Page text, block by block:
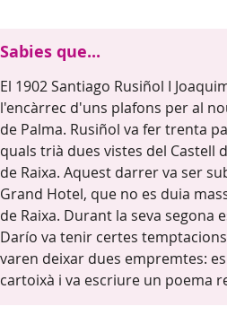
Sabies que...
El 1902 Santiago Rusiñol I
l'encàrrec d'uns plafons per al
de Palma. Rusiñol va fer trenta
quals trià dues vistes del Castell
de Raixa. Aquest darrer va ser
Grand Hotel, que no es duia
de Raixa. Durant la seva segona
Darío va tenir certes
varen deixar dues empremtes:
cartoixà i va escriure un poema